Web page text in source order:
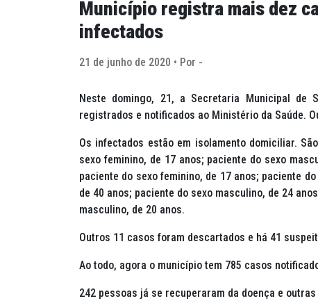
Município registra mais dez
infectados
21 de junho de 2020 • Por -
Neste domingo, 21, a Secretaria Municipal de
registrados e notificados ao Ministério da Saúde.
Os infectados estão em isolamento domiciliar.
sexo feminino, de 17 anos; paciente do sexo
paciente do sexo feminino, de 17 anos; paciente
de 40 anos; paciente do sexo masculino, de 24
masculino, de 20 anos.
Outros 11 casos foram descartados e há 41
Ao todo, agora o município tem 785 casos
242 pessoas já se recuperaram da doença e